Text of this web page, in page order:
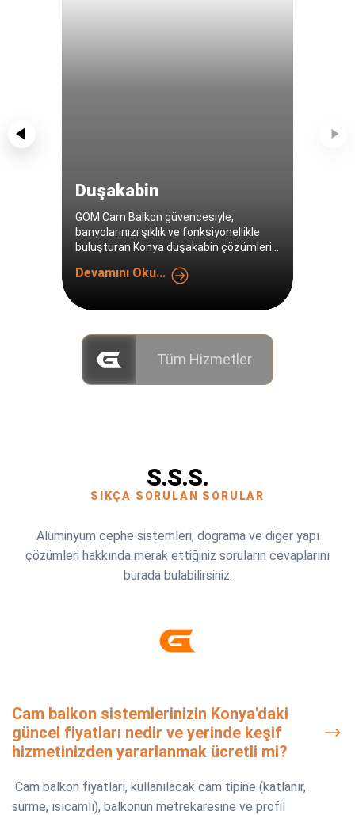
Duşakabin
GOM Cam Balkon güvencesiyle,
banyolarınızı şıklık ve fonksiyonellikle
buluşturan Konya duşakabin çözümleri
Devamını Oku...
Tüm Hizmetler
S.S.S.
SIKÇA SORULAN SORULAR
Alüminyum cephe sistemleri, doğrama ve diğer yapı
çözümleri hakkında merak ettiğiniz soruların cevaplarını
burada bulabilirsiniz.
Cam balkon sistemlerinizin Konya'daki
güncel fiyatları nedir ve yerinde keşif
hizmetinizden yararlanmak ücretli mi?
Cam balkon fiyatları, kullanılacak cam tipine (katlanır,
sürme, ısıcamlı), balkonun metrekaresine ve profil